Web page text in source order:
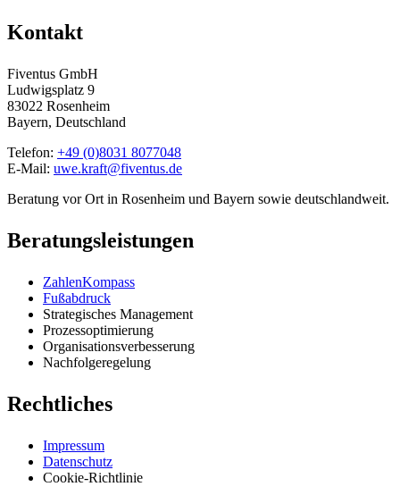
Kontakt
Fiventus GmbH
Ludwigsplatz 9
83022 Rosenheim
Bayern, Deutschland
Telefon: +49 (0)8031 8077048
E-Mail: uwe.kraft@fiventus.de
Beratung vor Ort in Rosenheim und Bayern sowie deutschlandweit.
Beratungsleistungen
ZahlenKompass
Fußabdruck
Strategisches Management
Prozessoptimierung
Organisationsverbesserung
Nachfolgeregelung
Rechtliches
Impressum
Datenschutz
Cookie-Richtlinie